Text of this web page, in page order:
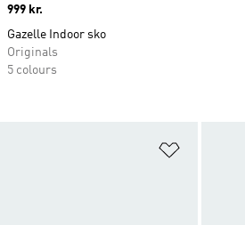
Price
999 kr.
Gazelle Indoor sko
Originals
5 colours